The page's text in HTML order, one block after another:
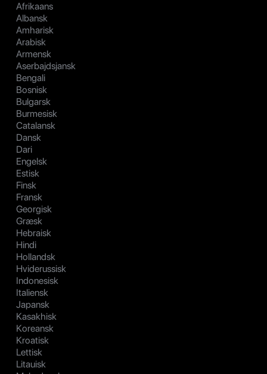
Afrikaans
Albansk
Amharisk
Arabisk
Armensk
Aserbajdsjansk
Bengali
Bosnisk
Bulgarsk
Burmesisk
Catalansk
Dansk
Dari
Engelsk
Estisk
Finsk
Fransk
Georgisk
Græsk
Hebraisk
Hindi
Hollandsk
Hviderussisk
Indonesisk
Italiensk
Japansk
Kasakhisk
Koreansk
Kroatisk
Lettisk
Litauisk